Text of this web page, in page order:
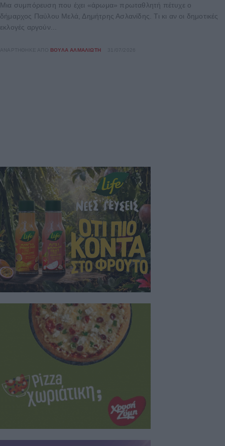
Μια συμπόρευση που έχει «άρωμα» πρωταθλητή πέτυχε ο
δήμαρχος Παύλου Μελά, Δημήτρης Ασλανίδης. Τι κι αν οι δημοτικές
εκλογές αργούν...
ΑΝΑΡΤΉΘΗΚΕ ΑΠΌ ΒΟΎΛΑ ΑΛΜΑΛΙΏΤΗ